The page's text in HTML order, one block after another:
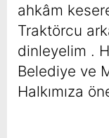
ahkâm
Traktörcu
dinleyelim .
Belediye ve
Halkımıza